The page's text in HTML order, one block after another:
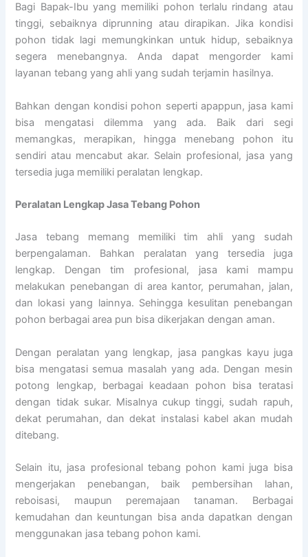
Bagi Bapak-Ibu yang memiliki pohon terlalu rindang atau
tinggi, sebaiknya diprunning atau dirapikan. Jika kondisi
pohon tidak lagi memungkinkan untuk hidup, sebaiknya
segera menebangnya. Anda dapat mengorder kami
layanan tebang yang ahli yang sudah terjamin hasilnya.
Bahkan dengan kondisi pohon seperti apappun, jasa kami
bisa mengatasi dilemma yang ada. Baik dari segi
memangkas, merapikan, hingga menebang pohon itu
sendiri atau mencabut akar. Selain profesional, jasa yang
tersedia juga memiliki peralatan lengkap.
Peralatan Lengkap Jasa Tebang Pohon
Jasa tebang memang memiliki tim ahli yang sudah
berpengalaman. Bahkan peralatan yang tersedia juga
lengkap. Dengan tim profesional, jasa kami mampu
melakukan penebangan di area kantor, perumahan, jalan,
dan lokasi yang lainnya. Sehingga kesulitan penebangan
pohon berbagai area pun bisa dikerjakan dengan aman.
Dengan peralatan yang lengkap, jasa pangkas kayu juga
bisa mengatasi semua masalah yang ada. Dengan mesin
potong lengkap, berbagai keadaan pohon bisa teratasi
dengan tidak sukar. Misalnya cukup tinggi, sudah rapuh,
dekat perumahan, dan dekat instalasi kabel akan mudah
ditebang.
Selain itu, jasa profesional tebang pohon kami juga bisa
mengerjakan penebangan, baik pembersihan lahan,
reboisasi, maupun peremajaan tanaman. Berbagai
kemudahan dan keuntungan bisa anda dapatkan dengan
menggunakan jasa tebang pohon kami.